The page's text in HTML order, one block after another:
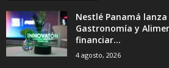
Nestlé Panamá
Gastronomía y
financiar...
4 agosto, 2026